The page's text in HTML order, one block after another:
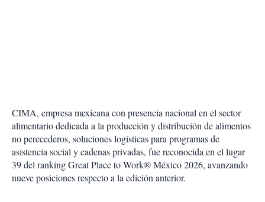
CIMA, empresa mexicana con presencia nacional en el sector
alimentario dedicada a la producción y distribución de alimentos
no perecederos, soluciones logísticas para programas de
asistencia social y cadenas privadas, fue reconocida en el lugar
39 del ranking Great Place to Work® México 2026, avanzando
nueve posiciones respecto a la edición anterior.